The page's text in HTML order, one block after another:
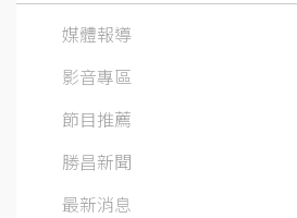
媒體報導
影音專區
節目推薦
勝昌新聞
最新消息